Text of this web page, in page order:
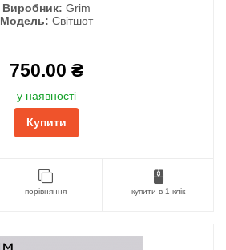
Виробник: Grim
Модель: Світшот
750.00 ₴
у наявності
Купити
порівняння купити в 1 клік